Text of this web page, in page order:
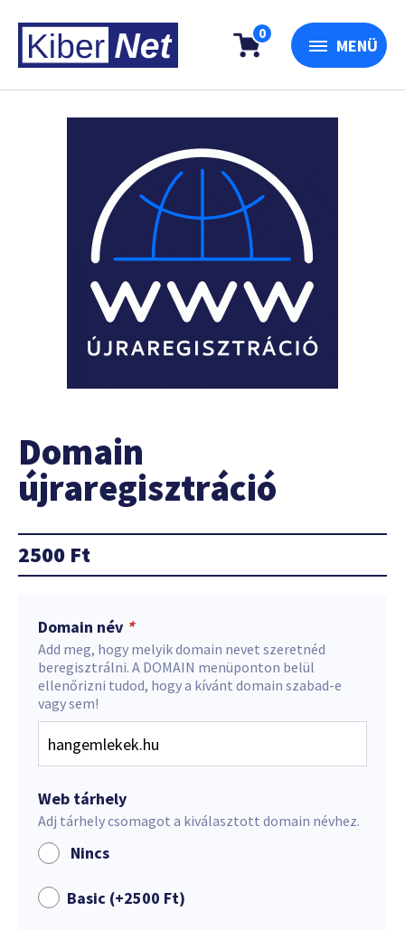
0
MENÜ
Domain
újraregisztráció
2500 Ft
Domain név *
Add meg, hogy melyik domain nevet szeretnéd
beregisztrálni. A DOMAIN menüponton belül
ellenőrizni tudod, hogy a kívánt domain szabad-e
vagy sem!
Web tárhely
Adj tárhely csomagot a kiválasztott domain névhez.
Nincs
Basic (+2500 Ft)